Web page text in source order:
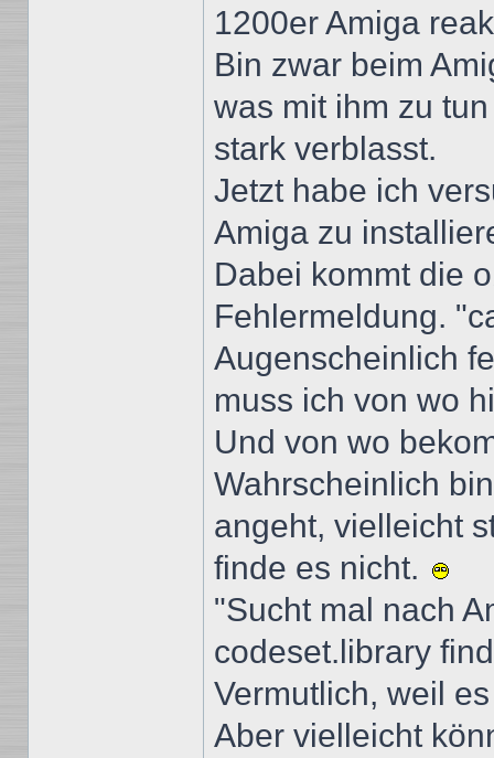
1200er Amiga
Bin zwar beim
was mit ihm zu
stark verblasst.
Jetzt habe ich
Amiga zu
Dabei kommt die
Fehlermeldung.
Augenscheinlich
muss ich von wo
Und von wo
Wahrscheinlich
angeht, vielleicht
finde es nicht.
"Sucht mal nach
codeset.library
Vermutlich, weil
Aber vielleicht